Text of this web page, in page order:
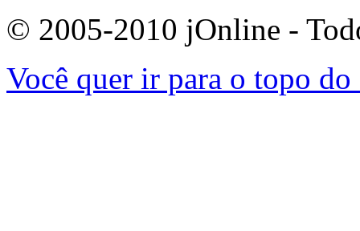
© 2005-2010 jOnline -
Você quer ir para o topo do